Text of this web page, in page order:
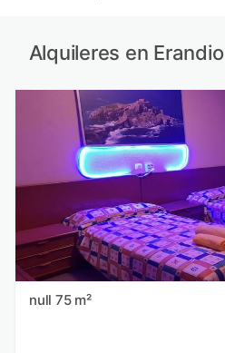
Alquileres en Erandio
null 75 m²